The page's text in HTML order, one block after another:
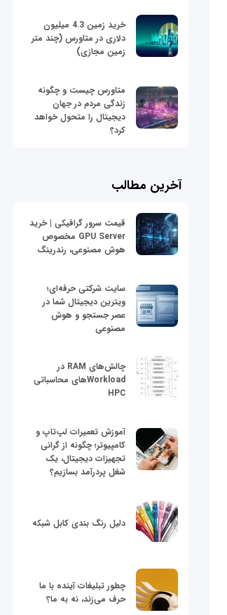
خرید زمین 4.3 میلیون
دلاری در متاورس (چند متر
زمین مجازی)
متاورس چیست و چگونه
زندگی مردم در جهان
دیجیتال را متحول خواهد
کرد؟
آخرین مطالب
قیمت سرور گرافیکی | خرید
GPU Server مخصوص
هوش مصنوعی، رندرینگ
سایت شرکتی حرفه‌ای؛
ویترین دیجیتال شما در
عصر جستجو و هوش
مصنوعی
چالش‌های RAM در
Workloadهای محاسباتی
HPC
آموزش تعمیرات لپ‌تاپ و
کامپیوتر؛ چگونه از گرانی
تجهیزات دیجیتال، یک
شغل پردرآمد بسازیم؟
دلیل رنگ بندی کابل شبکه
چطور تبلیغات آینده با ما
حرف می‌زند، نه به ما؟